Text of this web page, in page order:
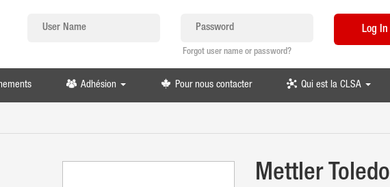
Forgot user name or password?
Log In
Adhésion Pour nous contacter Qui est la CLSA
Mettler Toledo